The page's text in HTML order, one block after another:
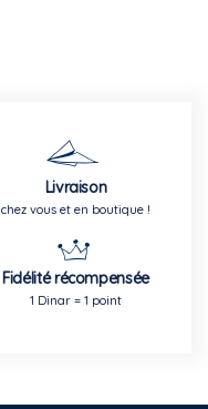
Livraison
chez vous et en boutique !
Fidélité récompensée
1 Dinar = 1 point